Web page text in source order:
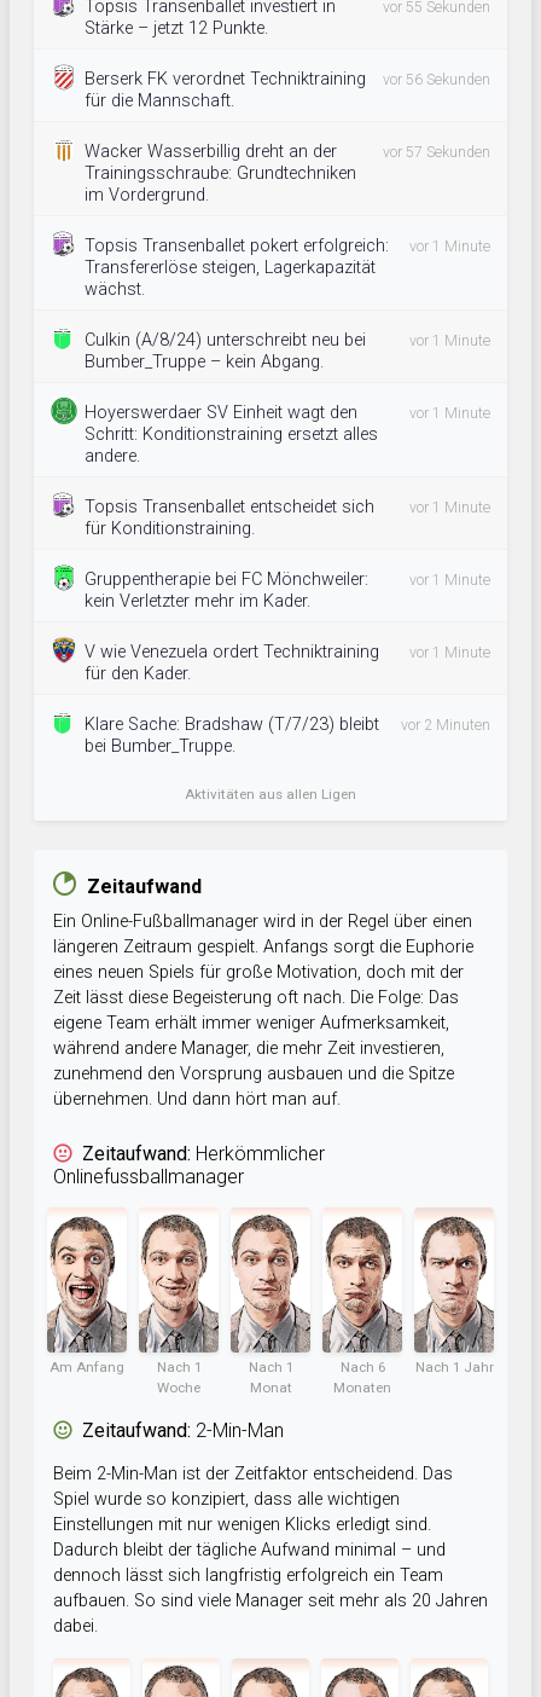
Topsis Transenballet investiert in
Stärke – jetzt 12 Punkte.
vor 55 Sekunden
Berserk FK verordnet Techniktraining
für die Mannschaft.
vor 56 Sekunden
Wacker Wasserbillig dreht an der
Trainingsschraube: Grundtechniken
im Vordergrund.
vor 57 Sekunden
Topsis Transenballet pokert erfolgreich:
Transfererlöse steigen, Lagerkapazität
wächst.
vor 1 Minute
Culkin (A/8/24) unterschreibt neu bei
Bumber_Truppe – kein Abgang.
vor 1 Minute
Hoyerswerdaer SV Einheit wagt den
Schritt: Konditionstraining ersetzt alles
andere.
vor 1 Minute
Topsis Transenballet entscheidet sich
für Konditionstraining.
vor 1 Minute
Gruppentherapie bei FC Mönchweiler:
kein Verletzter mehr im Kader.
vor 1 Minute
V wie Venezuela ordert Techniktraining
für den Kader.
vor 1 Minute
Klare Sache: Bradshaw (T/7/23) bleibt
bei Bumber_Truppe.
vor 2 Minuten
Aktivitäten aus allen Ligen
Zeitaufwand
Ein Online-Fußballmanager wird in der Regel über einen
längeren Zeitraum gespielt. Anfangs sorgt die Euphorie
eines neuen Spiels für große Motivation, doch mit der
Zeit lässt diese Begeisterung oft nach. Die Folge: Das
eigene Team erhält immer weniger Aufmerksamkeit,
während andere Manager, die mehr Zeit investieren,
zunehmend den Vorsprung ausbauen und die Spitze
übernehmen. Und dann hört man auf.
Zeitaufwand: Herkömmlicher
Onlinefussballmanager
Am Anfang
Nach 1
Woche
Nach 1
Monat
Nach 6
Monaten
Nach 1 Jahr
Zeitaufwand: 2-Min-Man
Beim 2-Min-Man ist der Zeitfaktor entscheidend. Das
Spiel wurde so konzipiert, dass alle wichtigen
Einstellungen mit nur wenigen Klicks erledigt sind.
Dadurch bleibt der tägliche Aufwand minimal – und
dennoch lässt sich langfristig erfolgreich ein Team
aufbauen. So sind viele Manager seit mehr als 20 Jahren
dabei.